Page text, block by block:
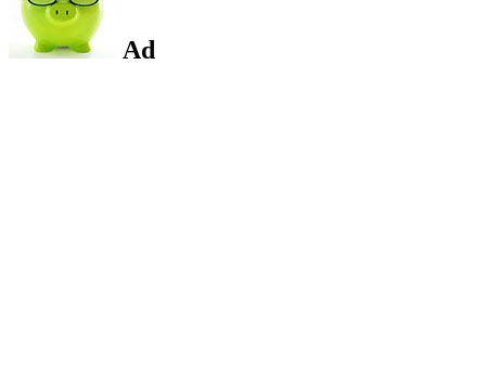
Ad